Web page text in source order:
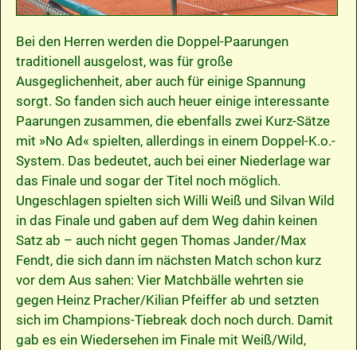
Bei den Herren werden die Doppel-Paarungen
traditionell ausgelost, was für große
Ausgeglichenheit, aber auch für einige Spannung
sorgt. So fanden sich auch heuer einige interessante
Paarungen zusammen, die ebenfalls zwei Kurz-Sätze
mit »No Ad« spielten, allerdings in einem Doppel-K.o.-
System. Das bedeutet, auch bei einer Niederlage war
das Finale und sogar der Titel noch möglich.
Ungeschlagen spielten sich Willi Weiß und Silvan Wild
in das Finale und gaben auf dem Weg dahin keinen
Satz ab – auch nicht gegen Thomas Jander/Max
Fendt, die sich dann im nächsten Match schon kurz
vor dem Aus sahen: Vier Matchbälle wehrten sie
gegen Heinz Pracher/Kilian Pfeiffer ab und setzten
sich im Champions-Tiebreak doch noch durch. Damit
gab es ein Wiedersehen im Finale mit Weiß/Wild,